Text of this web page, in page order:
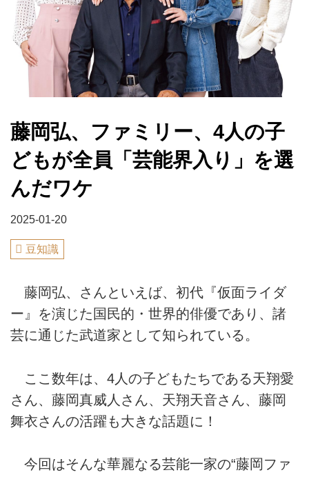
藤岡弘、ファミリー、4人の子
どもが全員「芸能界入り」を選
んだワケ
2025-01-20
豆知識
藤岡弘、さんといえば、初代『仮面ライダ
ー』を演じた国民的・世界的俳優であり、諸
芸に通じた武道家として知られている。
ここ数年は、4人の子どもたちである天翔愛
さん、藤岡真威人さん、天翔天音さん、藤岡
舞衣さんの活躍も大きな話題に！
今回はそんな華麗なる芸能一家の“藤岡ファ